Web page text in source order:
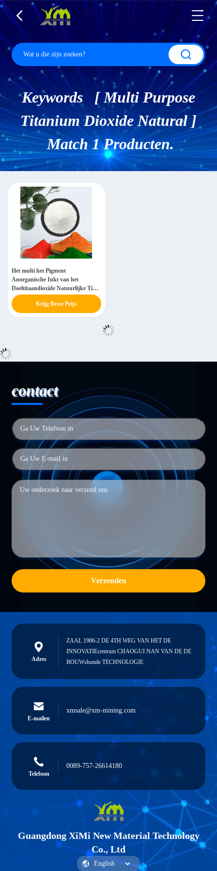
Keywords [ Multi Purpose
Titanium Dioxide Natural ]
Match 1 Producten.
Het multi het Pigment
Anorganische Inkt van het
Doeltitaandioxide Natuurlijke Tio2
Witte Gebruiken
Krijg Beste Prijs
contact
Verzenden
Adres
ZAAL 1906-2 DE 4TH WEG VAN HET DE
INNOVATIEcentrum CHAOGUI NAN VAN DE DE
BOUWshunde TECHNOLOGIE
E-mailen
xmsale@xm-mining.com
Telefoon
0089-757-26614180
Guangdong XiMi New Material Technology
Co., Ltd